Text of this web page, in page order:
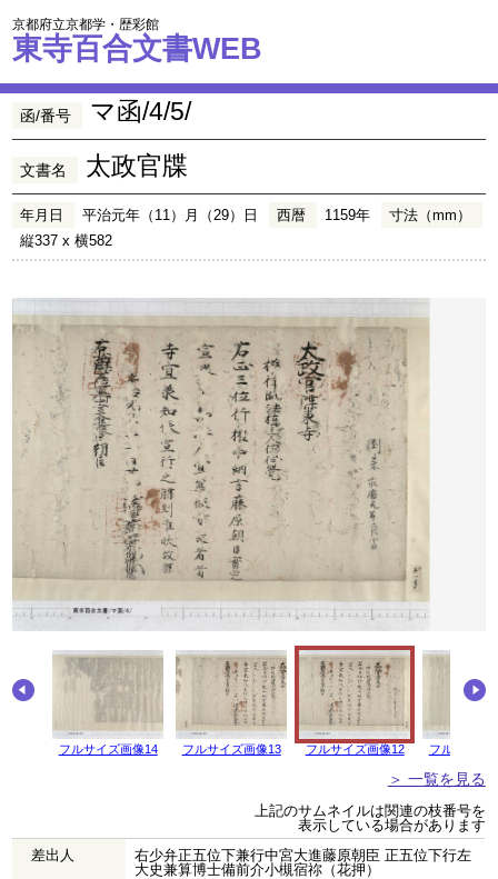
京都府立京都学・歴彩館
東寺百合文書WEB
函/番号 マ函/4/5/
文書名 太政官牒
年月日 平治元年（11）月（29）日 西暦 1159年
寸法（mm）
縦337 x 横582
フルサイズ画像14 フルサイズ画像13 フルサイズ画像12 フルサイズ
＞ 一覧を見る
上記のサムネイルは関連の枝番号を
表示している場合があります
差出人
右少弁正五位下兼行中宮大進藤原朝臣 正五位下行左
大史兼算博士備前介小槻宿祢（花押）